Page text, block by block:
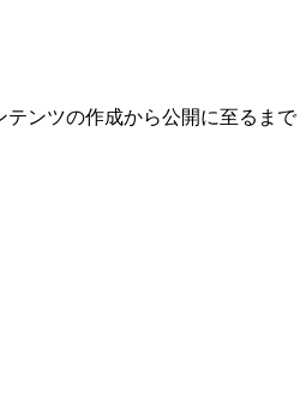
ンツの作成から公開に至るまで